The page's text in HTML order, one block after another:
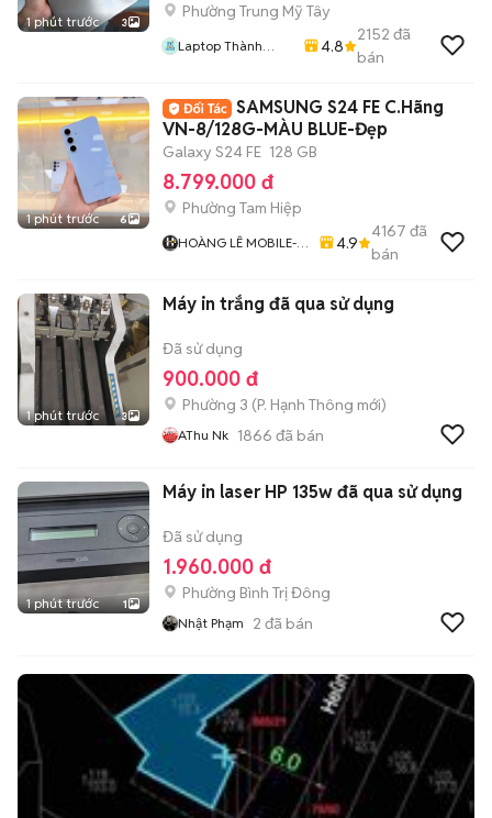
1 phút trước 3
Phường Trung Mỹ Tây
Laptop Thành
4.8
2152 đã
bán
1 phút trước 6
SAMSUNG S24 FE C.Hãng
VN-8/128G-MÀU BLUE-Đẹp
Galaxy S24 FE 128 GB
8.799.000 đ
Phường Tam Hiệp
HOÀNG LÊ MOBILE-
4.9
4167 đã
bán
1 phút trước 3
Máy in trắng đã qua sử dụng
Đã sử dụng
900.000 đ
Phường 3 (P. Hạnh Thông mới)
AThu Nk 1866 đã bán
1 phút trước 1
Máy in laser HP 135w đã qua sử dụng
Đã sử dụng
1.960.000 đ
Phường Bình Trị Đông
Nhật Phạm 2 đã bán